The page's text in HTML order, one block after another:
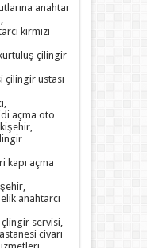
anahtar
kırmızı
çilingir
çilingir ustası
açma oto
kapı açma
anahtarcı
servisi,
civarı